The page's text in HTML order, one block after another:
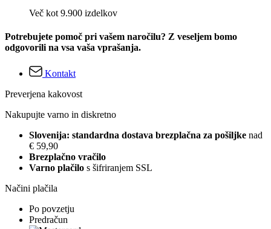
Več kot 9.900 izdelkov
Potrebujete pomoč pri vašem naročilu? Z veseljem bomo
odgovorili na vsa vaša vprašanja.
Kontakt
Preverjena kakovost
Nakupujte varno in diskretno
Slovenija: standardna dostava brezplačna za pošiljke nad
€ 59,90
Brezplačno vračilo
Varno plačilo s šifriranjem SSL
Načini plačila
Po povzetju
Predračun